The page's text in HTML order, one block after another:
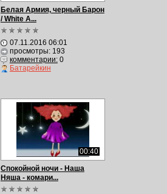
Белая Армия, черный Барон
/ White A...
07.11.2016 06:01
просмотры: 193
комментарии:0
Батарейкин
00:40
Спокойной ночи - Наша
Няша - комари...